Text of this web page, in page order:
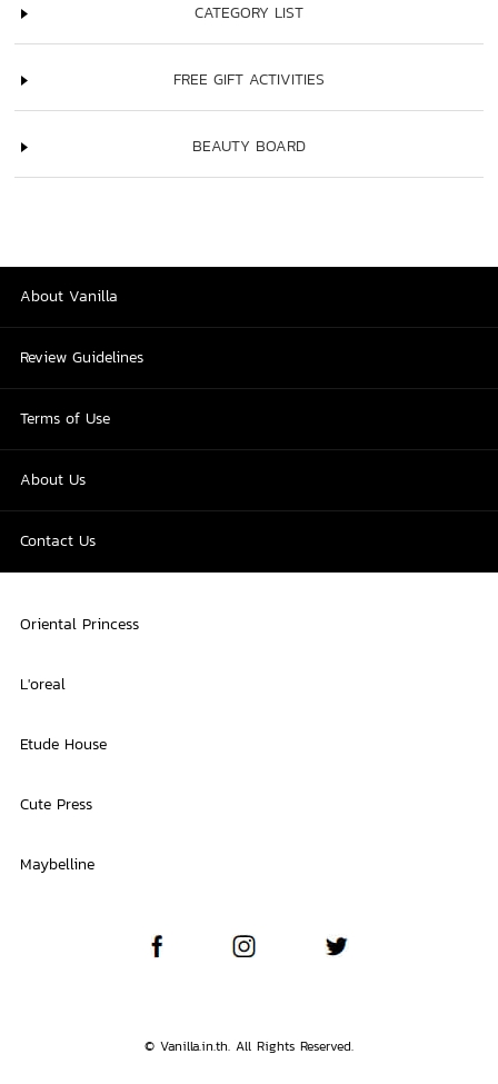
CATEGORY LIST
FREE GIFT ACTIVITIES
BEAUTY BOARD
About Vanilla
Review Guidelines
Terms of Use
About Us
Contact Us
Oriental Princess
L'oreal
Etude House
Cute Press
Maybelline
© Vanilla.in.th. All Rights Reserved.